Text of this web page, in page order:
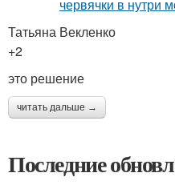
Татьяна Векленко
+2
это решение
читать дальше →
Последние